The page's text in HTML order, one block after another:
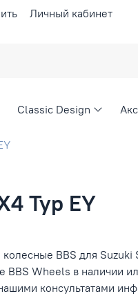
Личный кабинет
Classic Design
Typ EY
BBS для Suzuki
BBS Wheels в наличии
консультатами